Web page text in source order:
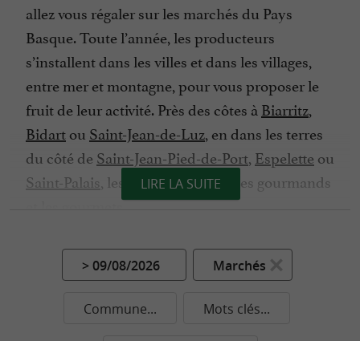
allez vous régaler sur les marchés du Pays
Basque. Toute l’année, les producteurs
s’installent dans les villes et dans les villages,
entre mer et montagne, pour vous proposer le
fruit de leur activité. Près des côtes à Biarritz,
Bidartou Saint-Jean-de-Luz, en dans les terres
du côté de Saint-Jean-Pied-de-Port, Espelette ou
Saint-Palais , les marchés attirent les gourmands
et les gourmets.
marchés au Pays Basque, il y en a pour tous les
goûts et pour tous les budgets. Vous aimez la
charcuterie ? Dégustez le délicieux jambon de
LIRE LA SUITE
> 09/08/2026 Marchés
Commune... Mots clés...